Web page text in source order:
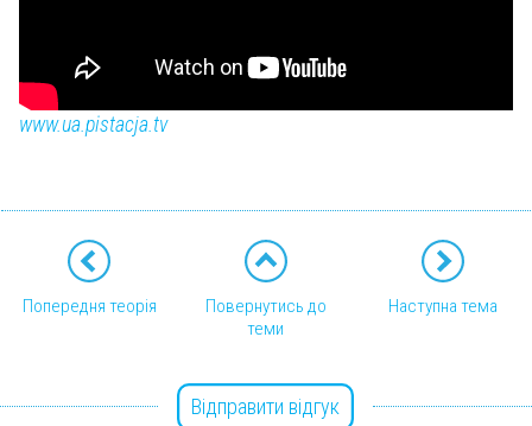
www.ua.pistacja.tv
Попередня теорія
Повернутись до
теми
Наступна тема
Відправити відгук